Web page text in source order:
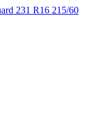
231 R16 215/60